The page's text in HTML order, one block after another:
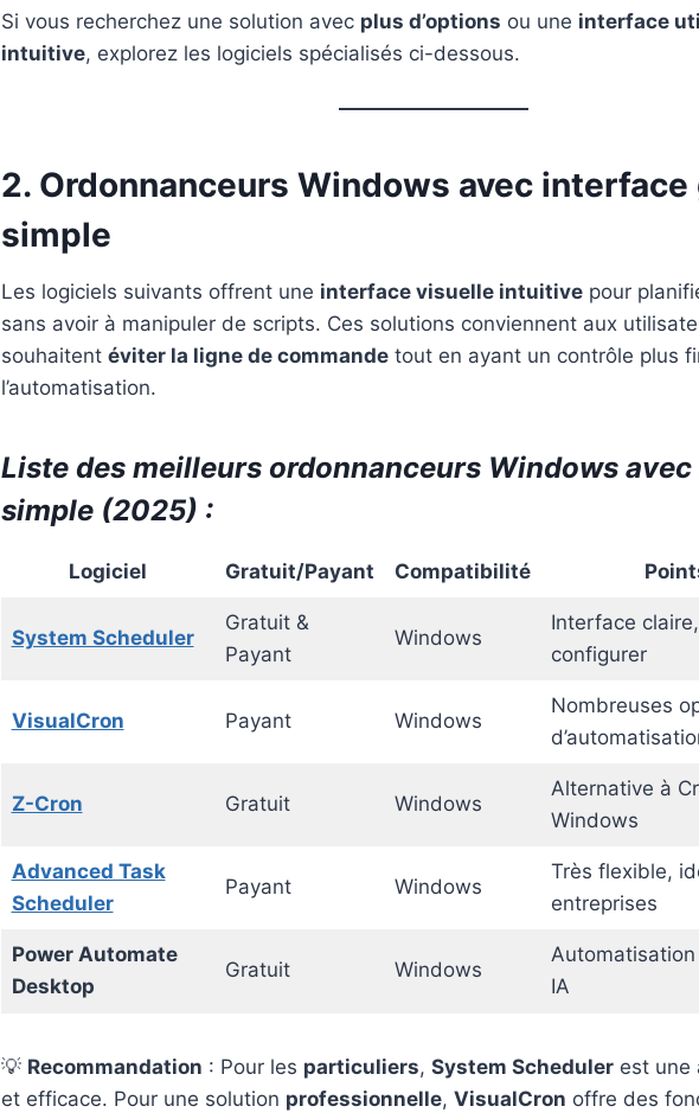
Si vous recherchez une solution avec plus d’options ou une interface
intuitive, explorez les logiciels spécialisés ci-dessous.
2. Ordonnanceurs Windows avec
simple
Les logiciels suivants offrent une interface visuelle intuitive pour
sans avoir à manipuler de scripts. Ces solutions conviennent aux
souhaitent éviter la ligne de commande tout en ayant un contrôle plus
l’automatisation.
Liste des meilleurs ordonnanceurs Windows
simple (2025) :
Logiciel Gratuit/Payant Compatibilité
System Scheduler
Gratuit &
Payant
Windows
Interface
configurer
VisualCron Payant Windows
Nombreuses
Z-Cron Gratuit Windows
Alternative à
Windows
Advanced Task
Scheduler
Payant Windows
Très flexible,
entreprises
Power Automate
Desktop
Gratuit Windows
IA
💡 Recommandation : Pour les particuliers, System Scheduler est une
et efficace. Pour une solution professionnelle, VisualCron offre des